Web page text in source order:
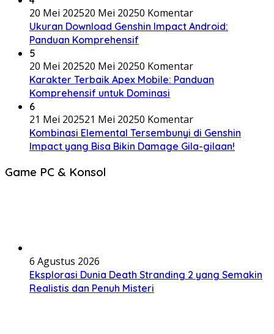
20 Mei 202520 Mei 20250 Komentar
Ukuran Download Genshin Impact Android:
Panduan Komprehensif
5
20 Mei 202520 Mei 20250 Komentar
Karakter Terbaik Apex Mobile: Panduan
Komprehensif untuk Dominasi
6
21 Mei 202521 Mei 20250 Komentar
Kombinasi Elemental Tersembunyi di Genshin
Impact yang Bisa Bikin Damage Gila-gilaan!
Game PC & Konsol
6 Agustus 2026
Eksplorasi Dunia Death Stranding 2 yang Semakin
Realistis dan Penuh Misteri